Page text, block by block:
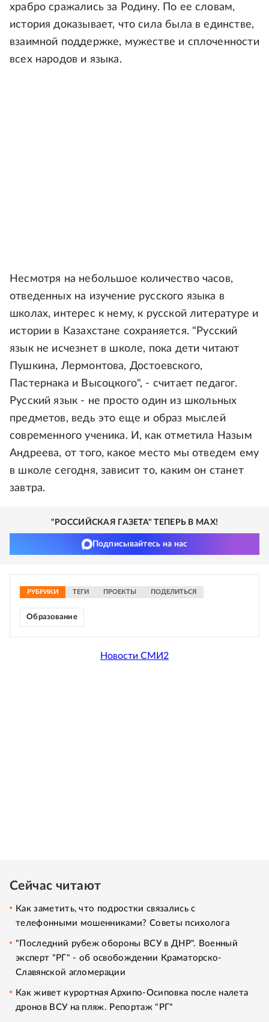
храбро сражались за Родину. По ее словам,
история доказывает, что сила была в единстве,
взаимной поддержке, мужестве и сплоченности
всех народов и языка.
Несмотря на небольшое количество часов,
отведенных на изучение русского языка в
школах, интерес к нему, к русской литературе и
истории в Казахстане сохраняется. "Русский
язык не исчезнет в школе, пока дети читают
Пушкина, Лермонтова, Достоевского,
Пастернака и Высоцкого", - считает педагог.
Русский язык - не просто один из школьных
предметов, ведь это еще и образ мыслей
современного ученика. И, как отметила Назым
Андреева, от того, какое место мы отведем ему
в школе сегодня, зависит то, каким он станет
завтра.
"РОССИЙСКАЯ ГАЗЕТА" ТЕПЕРЬ В MAX!
Подписывайтесь на нас
РУБРИКИ ТЕГИ ПРОЕКТЫ ПОДЕЛИТЬСЯ
Образование
Новости СМИ2
Сейчас читают
Как заметить, что подростки связались с
телефонными мошенниками? Советы психолога
"Последний рубеж обороны ВСУ в ДНР". Военный
эксперт "РГ" - об освобождении Краматорско-
Славянской агломерации
Как живет курортная Архипо-Осиповка после налета
дронов ВСУ на пляж. Репортаж "РГ"